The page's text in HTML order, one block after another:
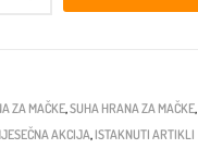
ZA MAČKE,SUHA HRANA ZA MAČKE,
AKCIJA, ISTAKNUTI ARTIKLI